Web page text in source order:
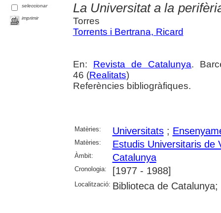
seleccionar
imprimir
La Universitat a la
Torres
Torrents i Bertrana, Ricard
En: Revista de Catalunya.
46 (Realitats)
Referències bibliogràfiques.
Matèries: Universitats;
Matèries: Estudis Universitaris de
Àmbit: Catalunya
Cronologia: [1977 - 1988]
Localització: Biblioteca de